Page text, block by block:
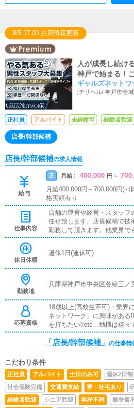
8/5 17:00 お店情報更新
人が成長し続け
神戸で始まる！
今こそ自分を変
万以上！1年で
ギャルズネットワ
[デリヘル/神戸市全域
正社員 アルバイト 未経験可 経験者歓迎
店長/幹部候補
店長/幹部候補の求人情報
給与
正 月給 : 400,000 円 ～
月給400,000円～700,000円(+
格実績有り
仕事内容
店舗の運営や経営・スタッフ
任せ致します。店長候補で技
勤務して頂きます。他業界で
験をお持ちの方はその経験を
休日休暇
週休1日(連休可)
勤務地
兵庫県神戸市中央区各線三ノ
応募資格
18歳以上(高校生不可)・業界
ネットワーク」に興味があ
を持ちたい!!etc…動機は様々
も応援します!!「働きたい」
は大歓迎致します♪※男女問
「店長/幹部候補」 の仕事情
こだわり条件
正社員 アルバイト 土日のみ可 週休2日制
社会保険完備
交通費支給 寮・社宅あり
経験者歓迎
シニア歓迎 学歴不問 履歴書